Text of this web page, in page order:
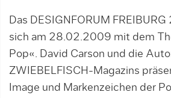
Das DESIGNFORUM
sich am 28.02.2009 mit dem
Pop«. David Carson und die
ZWIEBELFISCH-Magazins
Image und Markenzeichen der